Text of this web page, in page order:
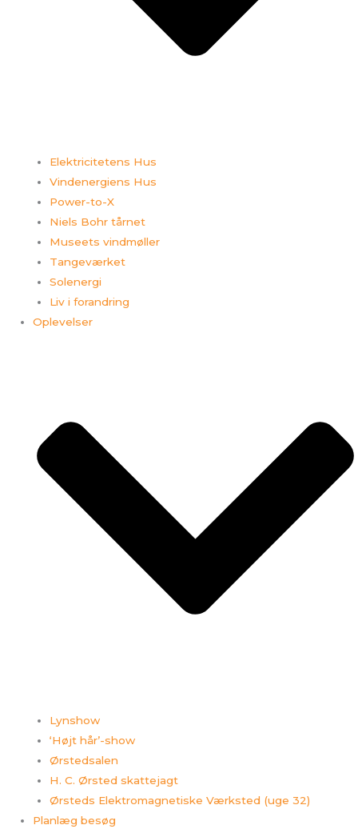
Elektricitetens Hus
Vindenergiens Hus
Power-to-X
Niels Bohr tårnet
Museets vindmøller
Tangeværket
Solenergi
Liv i forandring
Oplevelser
Lynshow
‘Højt hår’-show
Ørstedsalen
H. C. Ørsted skattejagt
Ørsteds Elektromagnetiske Værksted (uge 32)
Planlæg besøg